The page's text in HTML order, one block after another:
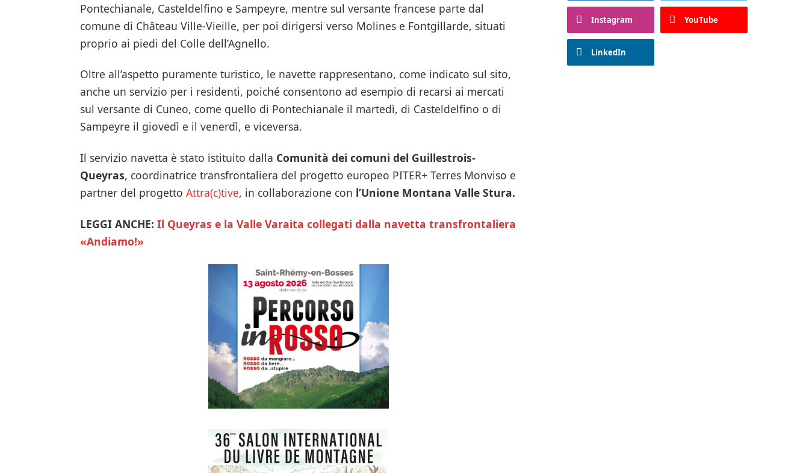
Pontechianale, Casteldelfino e Sampeyre, mentre sul versante francese parte dal
comune di Château Ville-Vieille, per poi dirigersi verso Molines e Fontgillarde, situati
proprio ai piedi del Colle dell’Agnello.
Oltre all’aspetto puramente turistico, le navette rappresentano, come indicato sul sito,
anche un servizio per i residenti, poiché consentono ad esempio di recarsi ai mercati
sul versante di Cuneo, come quello di Pontechianale il martedì, di Casteldelfino o di
Sampeyre il giovedì e il venerdì, e viceversa.
Il servizio navetta è stato istituito dalla Comunità dei comuni del Guillestrois-
Queyras, coordinatrice transfrontaliera del progetto europeo PITER+ Terres Monviso e
partner del progetto Attra(c)tive, in collaborazione con l’Unione Montana Valle Stura.
LEGGI ANCHE: Il Queyras e la Valle Varaita collegati dalla navetta transfrontaliera
«Andiamo!»
Instagram YouTube
LinkedIn